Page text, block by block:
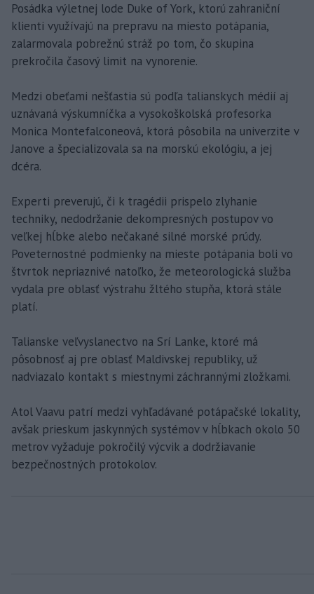
Posádka výletnej lode Duke of York, ktorú zahraniční
klienti využívajú na prepravu na miesto potápania,
zalarmovala pobrežnú stráž po tom, čo skupina
prekročila časový limit na vynorenie.
Medzi obeťami nešťastia sú podľa talianskych médií aj
uznávaná výskumníčka a vysokoškolská profesorka
Monica Montefalconeová, ktorá pôsobila na univerzite v
Janove a špecializovala sa na morskú ekológiu, a jej
dcéra.
Experti preverujú, či k tragédii prispelo zlyhanie
techniky, nedodržanie dekompresných postupov vo
veľkej hĺbke alebo nečakané silné morské prúdy.
Poveternostné podmienky na mieste potápania boli vo
štvrtok nepriaznivé natoľko, že meteorologická služba
vydala pre oblasť výstrahu žltého stupňa, ktorá stále
platí.
Talianske veľvyslanectvo na Srí Lanke, ktoré má
pôsobnosť aj pre oblasť Maldivskej republiky, už
nadviazalo kontakt s miestnymi záchrannými zložkami.
Atol Vaavu patrí medzi vyhľadávané potápačské lokality,
avšak prieskum jaskynných systémov v hĺbkach okolo 50
metrov vyžaduje pokročilý výcvik a dodržiavanie
bezpečnostných protokolov.